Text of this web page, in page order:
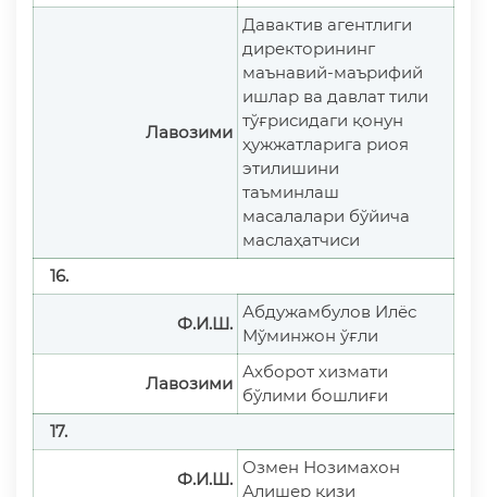
Лавозими
Давактив агентлиги
директорининг
маънавий-маърифий
ишлар ва давлат тили
тўғрисидаги қонун
ҳужжатларига риоя
этилишини
таъминлаш
масалалари бўйича
маслаҳатчиси
16.
Ф.И.Ш.
Абдужамбулов Илёс
Мўминжон ўғли
Лавозими
Ахборот хизмати
бўлими бошлиғи
17.
Ф.И.Ш.
Озмен Нозимахон
Алишер қизи